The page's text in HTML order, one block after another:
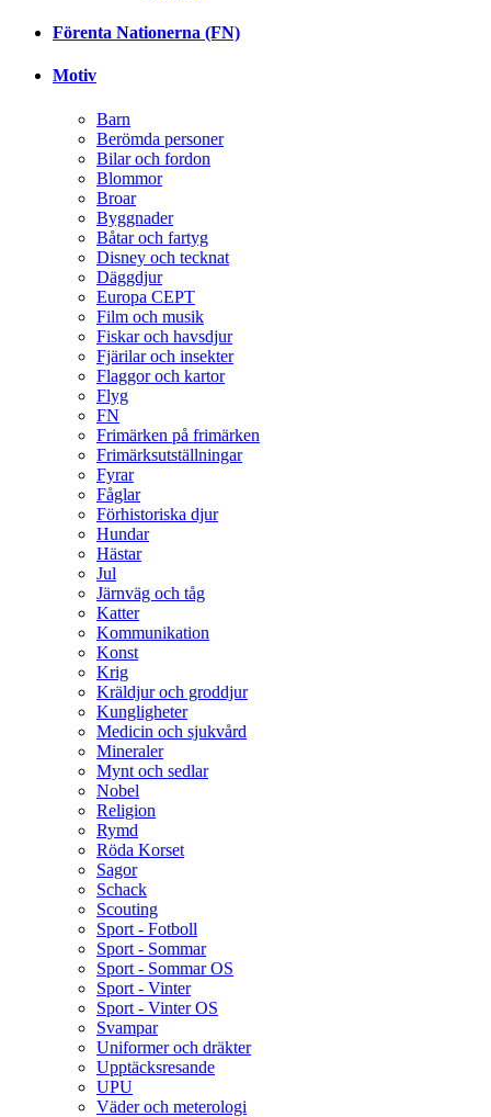
Förenta Nationerna (FN)
Motiv
Barn
Berömda personer
Bilar och fordon
Blommor
Broar
Byggnader
Båtar och fartyg
Disney och tecknat
Däggdjur
Europa CEPT
Film och musik
Fiskar och havsdjur
Fjärilar och insekter
Flaggor och kartor
Flyg
FN
Frimärken på frimärken
Frimärksutställningar
Fyrar
Fåglar
Förhistoriska djur
Hundar
Hästar
Jul
Järnväg och tåg
Katter
Kommunikation
Konst
Krig
Kräldjur och groddjur
Kungligheter
Medicin och sjukvård
Mineraler
Mynt och sedlar
Nobel
Religion
Rymd
Röda Korset
Sagor
Schack
Scouting
Sport - Fotboll
Sport - Sommar
Sport - Sommar OS
Sport - Vinter
Sport - Vinter OS
Svampar
Uniformer och dräkter
Upptäcksresande
UPU
Väder och meterologi